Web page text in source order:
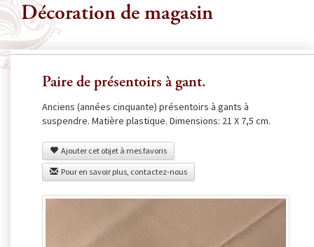
Décoration de magasin
Paire de présentoirs à gant.
Anciens (années cinquante) présentoirs à gants à
suspendre. Matière plastique. Dimensions: 21 X 7,5 cm.
Ajouter cet objet à mes favoris
Pour en savoir plus, contactez-nous